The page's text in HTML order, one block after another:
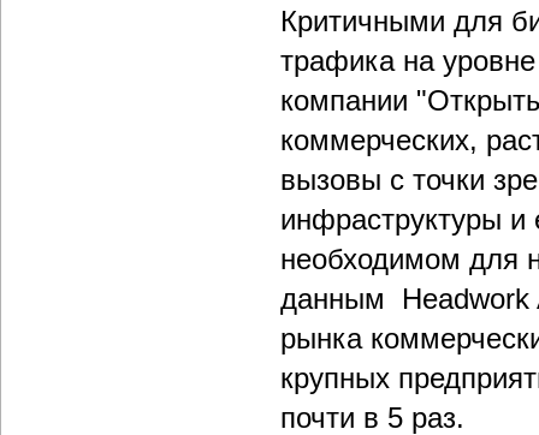
Критичными для
трафика на
компании
коммерческих,
вызовы с точки
инфраструктуры и
необходимом для
данным Headwork
рынка
крупных
почти в 5 раз.